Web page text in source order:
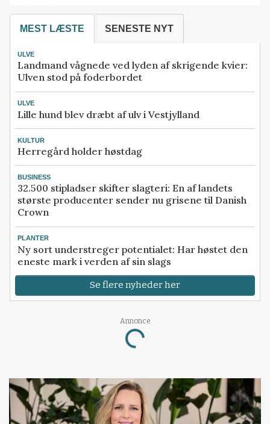
MEST LÆSTE SENESTE NYT
ULVE
Landmand vågnede ved lyden af skrigende kvier:
Ulven stod på foderbordet
ULVE
Lille hund blev dræbt af ulv i Vestjylland
KULTUR
Herregård holder høstdag
BUSINESS
32.500 stipladser skifter slagteri: En af landets
største producenter sender nu grisene til Danish
Crown
PLANTER
Ny sort understreger potentialet: Har høstet den
eneste mark i verden af sin slags
Se flere nyheder her
Annonce
Loading...